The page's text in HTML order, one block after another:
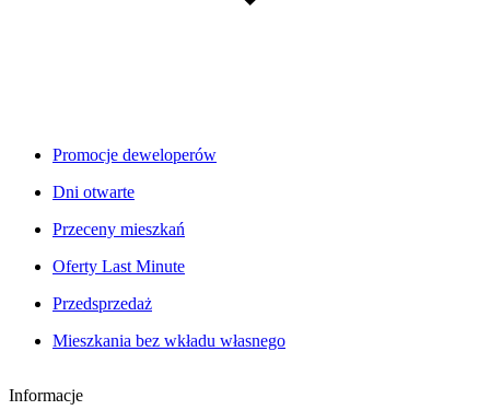
Promocje deweloperów
Dni otwarte
Przeceny mieszkań
Oferty Last Minute
Przedsprzedaż
Mieszkania bez wkładu własnego
Informacje